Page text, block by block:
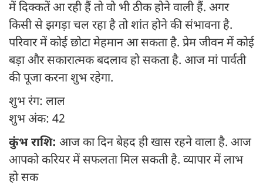
में दिक्कतें आ रही हैं तो वो भी ठीक होने वाली हैं. अगर
किसी से झगड़ा चल रहा है तो शांत होने की संभावना है.
परिवार में कोई छोटा मेहमान आ सकता है. प्रेम जीवन में कोई
बड़ा और सकारात्मक बदलाव हो सकता है. आज मां पार्वती
की पूजा करना शुभ रहेगा.
शुभ रंग: लाल
शुभ अंक: 42
कुंभ राशि: आज का दिन बेहद ही खास रहने वाला है. आज
आपको करियर में सफलता मिल सकती है. व्यापार में लाभ
हो सक